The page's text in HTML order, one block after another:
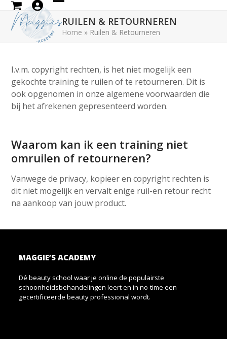
Skip
content
mobile
mobile
RUILEN & RETOURNEREN
Home » Ruilen & Retourneren
I.v.m. copyright rechten, is het niet mogelijk een
gekochte training te ruilen of te retourneren. Dit is
ook opgenomen in onze algemene voorwaarden die
bij het afrekenen gepresenteerd worden.
Waarom kan ik een training niet
omruilen of retourneren?
Vanwege de privacy, kopieer en copyright rechten is
dit niet mogelijk en vervalt enige ruil-en retour recht
na aankoop van jouw product.
MAGGIE’S ACADEMY
Dé beauty school waar je online de populairste
schoonheidsbehandelingen leert en in no-time een
gecertificeerde beauty professional wordt.